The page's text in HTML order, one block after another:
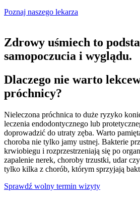
Poznaj naszego lekarza
Zdrowy uśmiech to
samopoczucia i wyglądu.
Dlaczego nie warto
próchnicy?
Nieleczona próchnica to duże ryzyko
leczenia endodontycznego lub
doprowadzić do utraty zęba. Warto
choroba nie tylko jamy ustnej. Bakterie
krwiobiegu i rozprzestrzeniają się po
zapalenie nerek, choroby trzustki, udar
tylko kilka z chorób, którym sprzyjają
Sprawdź wolny termin wizyty